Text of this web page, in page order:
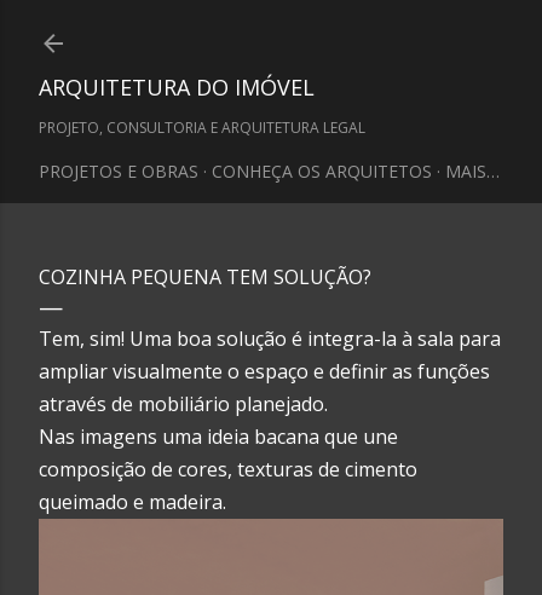
ARQUITETURA DO IMÓVEL
PROJETO, CONSULTORIA E ARQUITETURA LEGAL
PROJETOS E OBRAS CONHEÇA OS ARQUITETOS MAIS…
COZINHA PEQUENA TEM SOLUÇÃO?
Tem, sim! Uma boa solução é integra-la à sala para
ampliar visualmente o espaço e definir as funções
através de mobiliário planejado.
Nas imagens uma ideia bacana que une
composição de cores, texturas de cimento
queimado e madeira.